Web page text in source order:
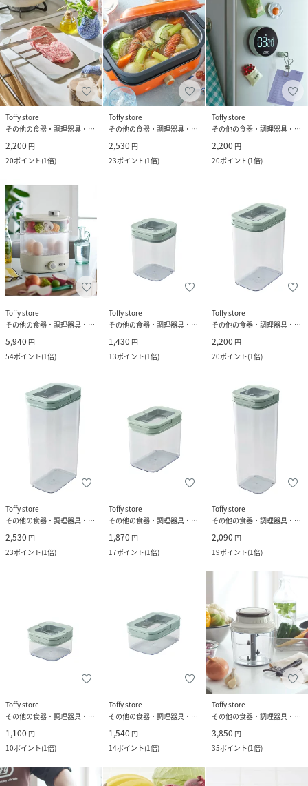
Toffy store
その他の食器・調理器具・キッチン用品
2,200 円
20ポイント(1倍)
Toffy store
その他の食器・調理器具・キッチン用品
2,530 円
23ポイント(1倍)
Toffy store
その他の食器・調理器具・キッチン用品
2,200 円
20ポイント(1倍)
Toffy store
その他の食器・調理器具・キッチン用品
5,940 円
54ポイント(1倍)
Toffy store
その他の食器・調理器具・キッチン用品
1,430 円
13ポイント(1倍)
Toffy store
その他の食器・調理器具・キッチン用品
2,200 円
20ポイント(1倍)
Toffy store
その他の食器・調理器具・キッチン用品
2,530 円
23ポイント(1倍)
Toffy store
その他の食器・調理器具・キッチン用品
1,870 円
17ポイント(1倍)
Toffy store
その他の食器・調理器具・キッチン用品
2,090 円
19ポイント(1倍)
Toffy store
その他の食器・調理器具・キッチン用品
1,100 円
10ポイント(1倍)
Toffy store
その他の食器・調理器具・キッチン用品
1,540 円
14ポイント(1倍)
Toffy store
その他の食器・調理器具・キッチン用品
3,850 円
35ポイント(1倍)